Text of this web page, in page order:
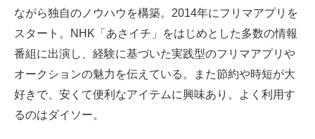
ながら独自のノウハウを構築。2014年にフリマアプリを
スタート。NHK「あさイチ」をはじめとした多数の情報
番組に出演し、経験に基づいた実践型のフリマアプリや
オークションの魅力を伝えている。また節約や時短が大
好きで、安くて便利なアイテムに興味あり。よく利用す
るのはダイソー。